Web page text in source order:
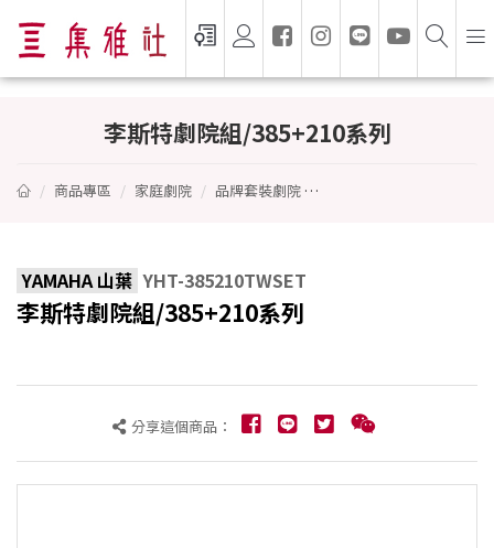
李斯特劇院組/385+210系列
商品專區 家庭劇院 品牌套裝劇院
YAMAHA 山葉 YHT-385210TWSET
李斯特劇院組/385+210系列
分享這個商品：